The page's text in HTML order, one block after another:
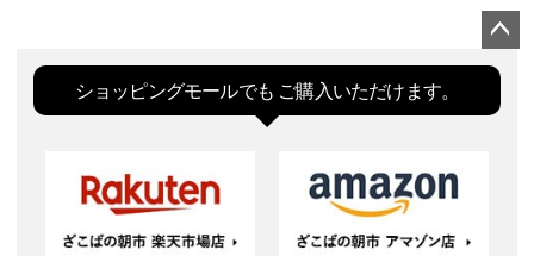
ペー
ップ
ショッピングモールでも ご購入いただけます。